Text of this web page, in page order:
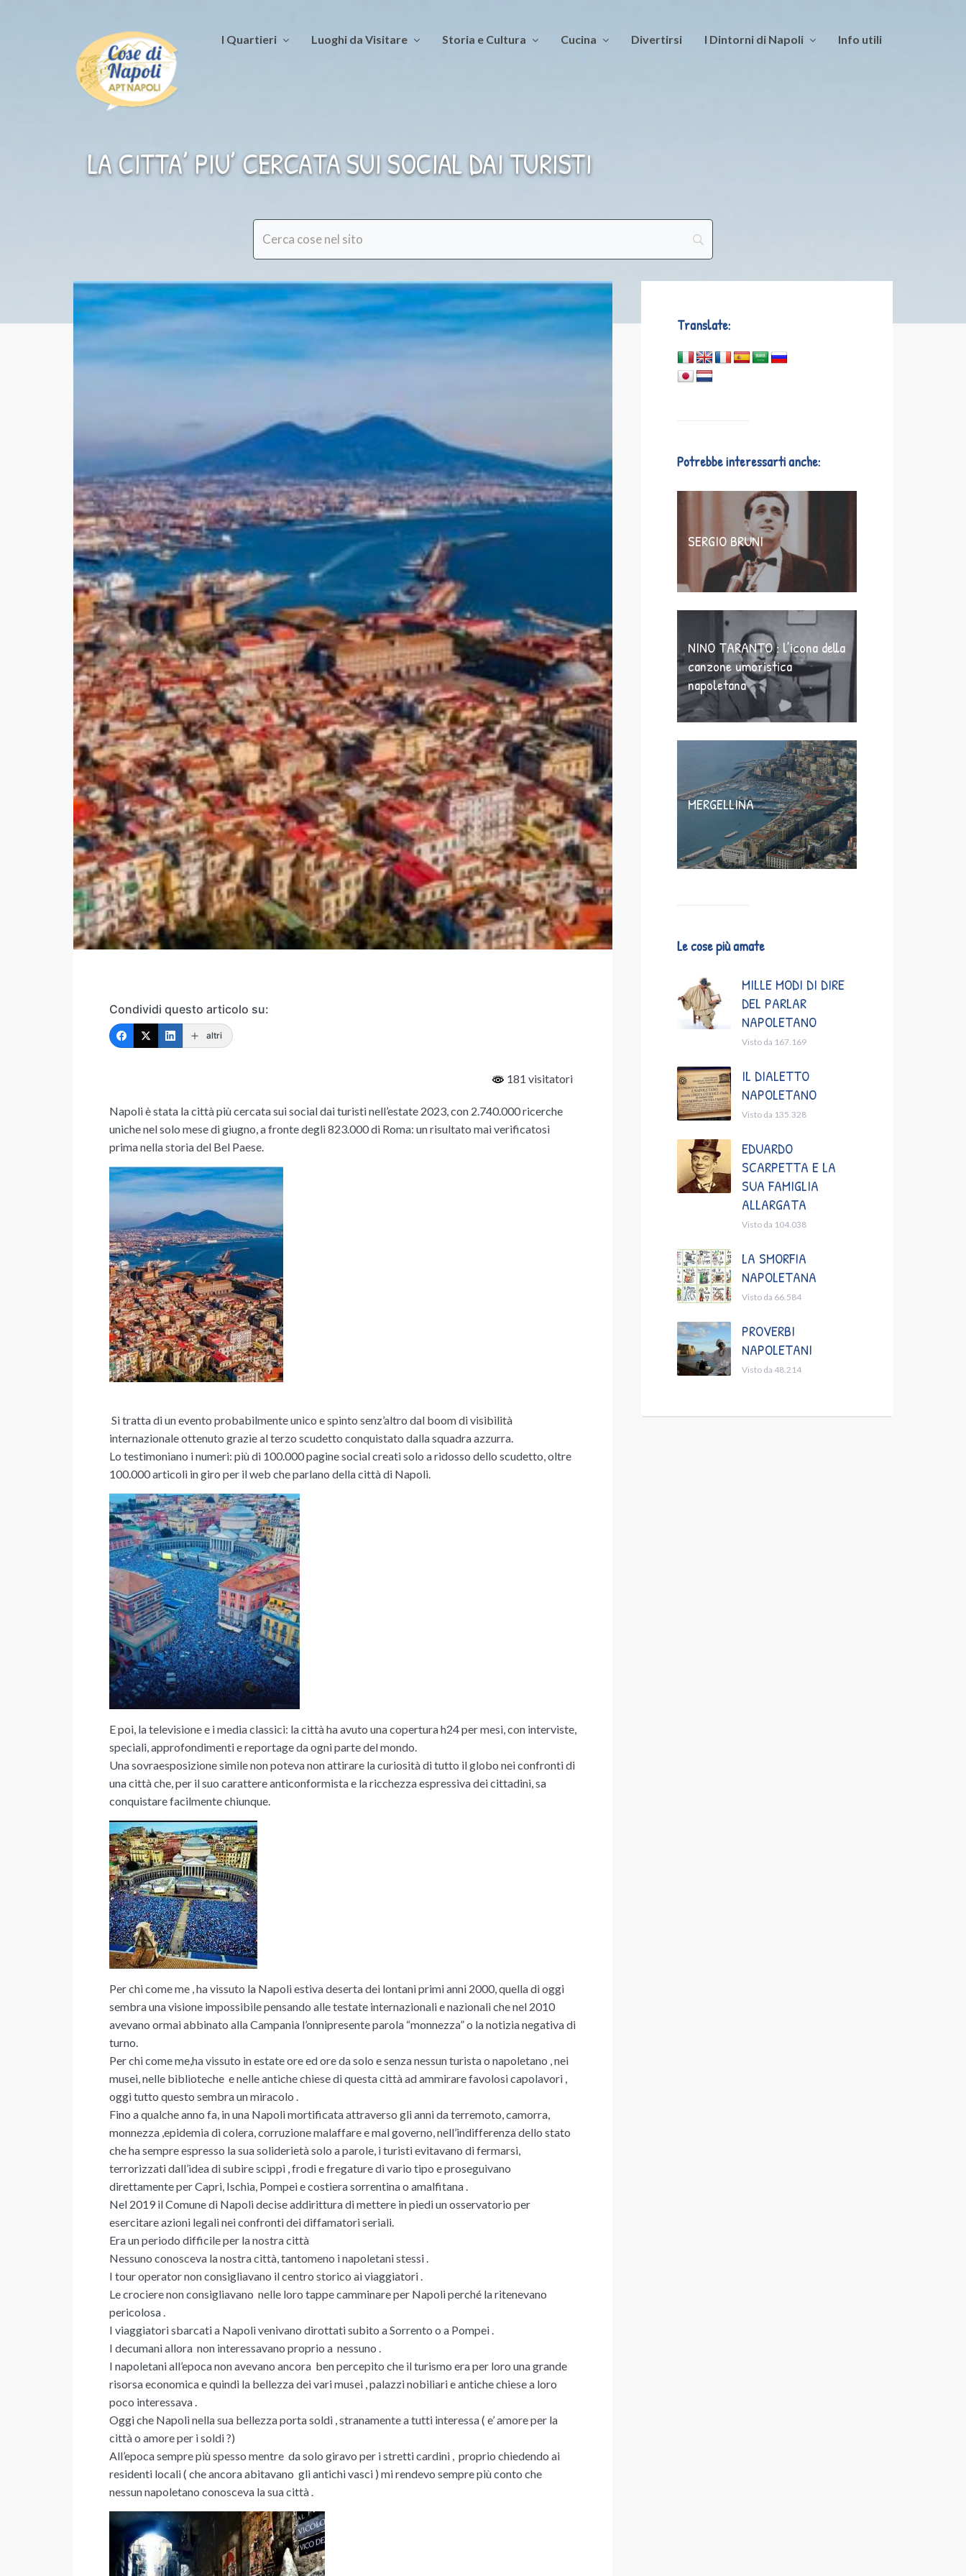
I Quartieri Luoghi da Visitare Storia e Cultura Cucina Divertirsi I Dintorni di Napoli Info utili
LA CITTA’ PIU’ CERCATA SUI SOCIAL DAI TURISTI
Condividi questo articolo su:
altri
181 visitatori
Napoli è stata la città più cercata sui social dai turisti nell’estate 2023, con 2.740.000 ricerche
uniche nel solo mese di giugno, a fronte degli 823.000 di Roma: un risultato mai verificatosi
prima nella storia del Bel Paese.
Si tratta di un evento probabilmente unico e spinto senz’altro dal boom di visibilità
internazionale ottenuto grazie al terzo scudetto conquistato dalla squadra azzurra.
Lo testimoniano i numeri: più di 100.000 pagine social creati solo a ridosso dello scudetto, oltre
100.000 articoli in giro per il web che parlano della città di Napoli.
E poi, la televisione e i media classici: la città ha avuto una copertura h24 per mesi, con interviste,
speciali, approfondimenti e reportage da ogni parte del mondo.
Una sovraesposizione simile non poteva non attirare la curiosità di tutto il globo nei confronti di
una città che, per il suo carattere anticonformista e la ricchezza espressiva dei cittadini, sa
conquistare facilmente chiunque.
Per chi come me , ha vissuto la Napoli estiva deserta dei lontani primi anni 2000, quella di oggi
sembra una visione impossibile pensando alle testate internazionali e nazionali che nel 2010
avevano ormai abbinato alla Campania l’onnipresente parola “monnezza” o la notizia negativa di
turno.
Per chi come me,ha vissuto in estate ore ed ore da solo e senza nessun turista o napoletano , nei
musei, nelle biblioteche e nelle antiche chiese di questa città ad ammirare favolosi capolavori ,
oggi tutto questo sembra un miracolo .
Fino a qualche anno fa, in una Napoli mortificata attraverso gli anni da terremoto, camorra,
monnezza ,epidemia di colera, corruzione malaffare e mal governo, nell’indifferenza dello stato
che ha sempre espresso la sua soliderietà solo a parole, i turisti evitavano di fermarsi,
terrorizzati dall’idea di subire scippi , frodi e fregature di vario tipo e proseguivano
direttamente per Capri, Ischia, Pompei e costiera sorrentina o amalfitana .
Nel 2019 il Comune di Napoli decise addirittura di mettere in piedi un osservatorio per
esercitare azioni legali nei confronti dei diffamatori seriali.
Era un periodo difficile per la nostra città
Nessuno conosceva la nostra città, tantomeno i napoletani stessi .
I tour operator non consigliavano il centro storico ai viaggiatori .
Le crociere non consigliavano nelle loro tappe camminare per Napoli perché la ritenevano
pericolosa .
I viaggiatori sbarcati a Napoli venivano dirottati subito a Sorrento o a Pompei .
I decumani allora non interessavano proprio a nessuno .
I napoletani all’epoca non avevano ancora ben percepito che il turismo era per loro una grande
risorsa economica e quindi la bellezza dei vari musei , palazzi nobiliari e antiche chiese a loro
poco interessava .
Oggi che Napoli nella sua bellezza porta soldi , stranamente a tutti interessa ( e’ amore per la
città o amore per i soldi ?)
All’epoca sempre più spesso mentre da solo giravo per i stretti cardini , proprio chiedendo ai
residenti locali ( che ancora abitavano gli antichi vasci ) mi rendevo sempre più conto che
nessun napoletano conosceva la sua città .
Translate:
Potrebbe interessarti anche:
SERGIO BRUNI
NINO TARANTO : l’icona della
canzone umoristica
napoletana
MERGELLINA
Le cose più amate
MILLE MODI DI DIRE
DEL PARLAR
NAPOLETANO
Visto da 167.169
IL DIALETTO
NAPOLETANO
Visto da 135.328
EDUARDO
SCARPETTA E LA
SUA FAMIGLIA
ALLARGATA
Visto da 104.038
LA SMORFIA
NAPOLETANA
Visto da 66.584
PROVERBI
NAPOLETANI
Visto da 48.214